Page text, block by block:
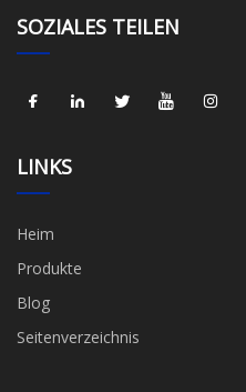
SOZIALES TEILEN
LINKS
Heim
Produkte
Blog
Seitenverzeichnis